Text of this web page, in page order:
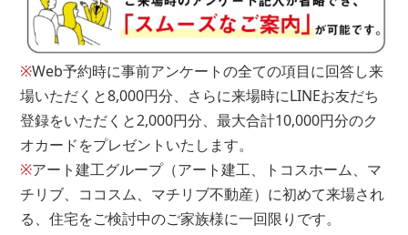
※Web予約時に事前アンケートの全ての項目に回答し来
場いただくと8,000円分、さらに来場時にLINEお友だち
登録をいただくと2,000円分、最大合計10,000円分のク
オカードをプレゼントいたします。
※アート建工グループ（アート建工、トコスホーム、マ
チリブ、ココスム、マチリブ不動産）に初めて来場され
る、住宅をご検討中のご家族様に一回限りです。
残金
円
※もし借り入れがあるとしても住宅ローンは組めます。
お気軽にご相談ください。